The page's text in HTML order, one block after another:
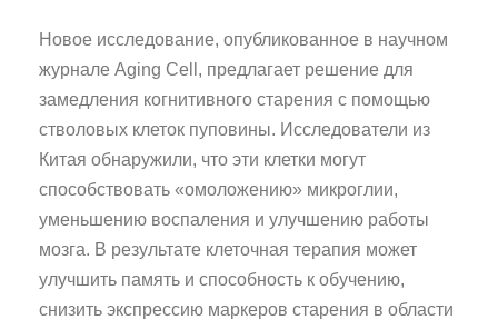
Новое исследование, опубликованное в научном
журнале Aging Cell, предлагает решение для
замедления когнитивного старения с помощью
стволовых клеток пуповины. Исследователи из
Китая обнаружили, что эти клетки могут
способствовать «омоложению» микроглии,
уменьшению воспаления и улучшению работы
мозга. В результате клеточная терапия может
улучшить память и способность к обучению,
снизить экспрессию маркеров старения в области